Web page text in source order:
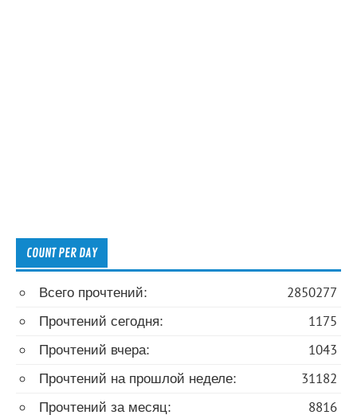
COUNT PER DAY
2850277
Всего прочтений:
1175
Прочтений сегодня:
1043
Прочтений вчера:
31182
Прочтений на прошлой неделе:
8816
Прочтений за месяц: